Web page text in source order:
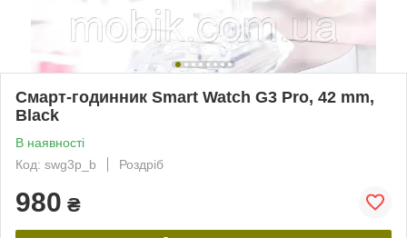
Смарт-годинник Smart Watch G3 Pro, 42 mm,
Black
В наявності
Код: swg3p_b
Роздріб
980 ₴